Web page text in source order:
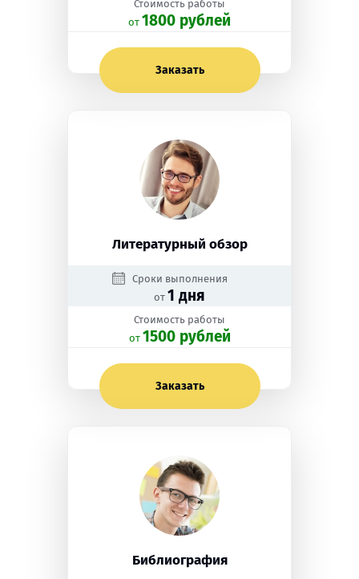
Стоимость работы
oт 1800 рублей
Заказать
Литературный обзор
Сроки выполнения
от 1 дня
Стоимость работы
oт 1500 рублей
Заказать
Библиография